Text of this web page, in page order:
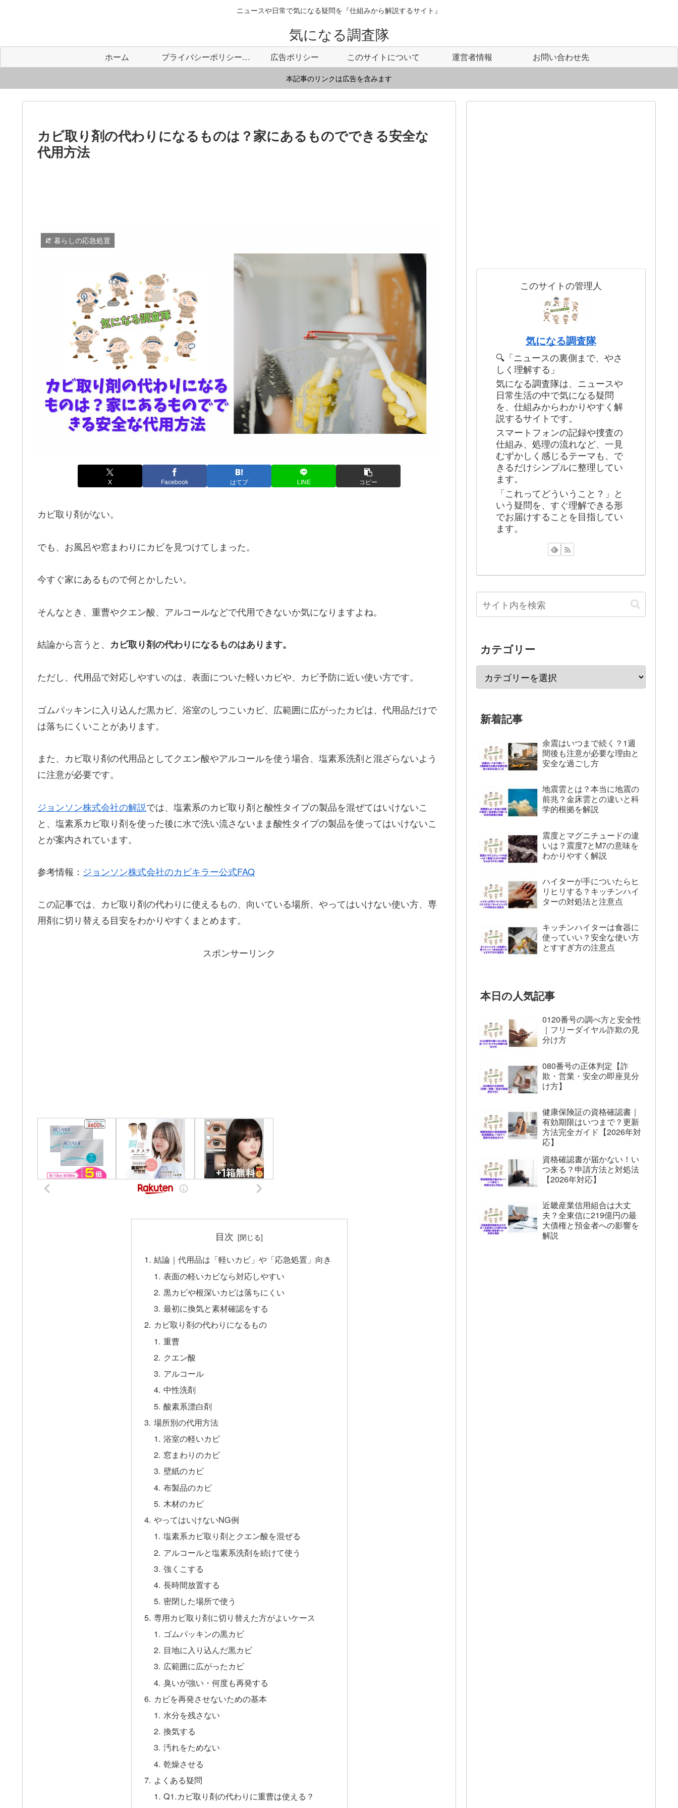
ニュースや日常で気になる疑問を『仕組みから解説するサイト』
気になる調査隊
ホーム プライバシーポリシー・免責事項 広告ポリシー このサイトについて 運営者情報 お問い合わせ先
本記事のリンクは広告を含みます
カビ取り剤の代わりになるものは？家にあるものでできる安全な
代用方法
🧯 暮らしの応急処置
X Facebook はてブ LINE コピー
カビ取り剤がない。
でも、お風呂や窓まわりにカビを見つけてしまった。
今すぐ家にあるもので何とかしたい。
そんなとき、重曹やクエン酸、アルコールなどで代用できないか気になりますよね。
結論から言うと、 カビ取り剤の代わりになるものはあります。
ただし、代用品で対応しやすいのは、表面についた軽いカビや、カビ予防に近い使い方です。
ゴムパッキンに入り込んだ黒カビ、浴室のしつこいカビ、広範囲に広がったカビは、代用品だけで
は落ちにくいことがあります。
また、カビ取り剤の代用品としてクエン酸やアルコールを使う場合、塩素系洗剤と混ざらないよう
に注意が必要です。
ジョンソン株式会社の解説では、塩素系のカビ取り剤と酸性タイプの製品を混ぜてはいけないこ
と、塩素系カビ取り剤を使った後に水で洗い流さないまま酸性タイプの製品を使ってはいけないこ
とが案内されています。
参考情報： ジョンソン株式会社のカビキラー公式FAQ
この記事では、カビ取り剤の代わりに使えるもの、向いている場所、やってはいけない使い方、専
用剤に切り替える目安をわかりやすくまとめます。
スポンサーリンク
目次
結論｜代用品は「軽いカビ」や「応急処置」向き
表面の軽いカビなら対応しやすい
黒カビや根深いカビは落ちにくい
最初に換気と素材確認をする
カビ取り剤の代わりになるもの
重曹
クエン酸
アルコール
中性洗剤
酸素系漂白剤
場所別の代用方法
浴室の軽いカビ
窓まわりのカビ
壁紙のカビ
布製品のカビ
木材のカビ
やってはいけないNG例
塩素系カビ取り剤とクエン酸を混ぜる
アルコールと塩素系洗剤を続けて使う
強くこする
長時間放置する
密閉した場所で使う
専用カビ取り剤に切り替えた方がよいケース
ゴムパッキンの黒カビ
目地に入り込んだ黒カビ
広範囲に広がったカビ
臭いが強い・何度も再発する
カビを再発させないための基本
水分を残さない
換気する
汚れをためない
乾燥させる
よくある疑問
Q1.カビ取り剤の代わりに重曹は使える？
このサイトの管理人
気になる調査隊
🔍「ニュースの裏側まで、やさ
しく理解する」
気になる調査隊は、ニュースや
日常生活の中で気になる疑問
を、仕組みからわかりやすく解
説するサイトです。
スマートフォンの記録や捜査の
仕組み、処理の流れなど、一見
むずかしく感じるテーマも、で
きるだけシンプルに整理してい
ます。
「これってどういうこと？」と
いう疑問を、すぐ理解できる形
でお届けすることを目指してい
ます。
カテゴリー
新着記事
余震はいつまで続く？1週
間後も注意が必要な理由と
安全な過ごし方
地震雲とは？本当に地震の
前兆？金床雲との違いと科
学的根拠を解説
震度とマグニチュードの違
いは？震度7とM7の意味を
わかりやすく解説
ハイターが手についたらヒ
リヒリする？キッチンハイ
ターの対処法と注意点
キッチンハイターは食器に
使っていい？安全な使い方
とすすぎ方の注意点
本日の人気記事
0120番号の調べ方と安全性
｜フリーダイヤル詐欺の見
分け方
080番号の正体判定【詐
欺・営業・安全の即座見分
け方】
健康保険証の資格確認書｜
有効期限はいつまで？更新
方法完全ガイド【2026年対
応】
資格確認書が届かない！い
つ来る？申請方法と対処法
【2026年対応】
近畿産業信用組合は大丈
夫？全東信に219億円の最
大債権と預金者への影響を
解説